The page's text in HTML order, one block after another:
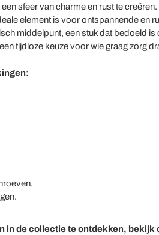
sfeer van charme en rust te
element is voor ontspannende en
middelpunt, een stuk dat bedoeld
tijdloze keuze voor wie graag zorg
in de collectie te ontdekken,